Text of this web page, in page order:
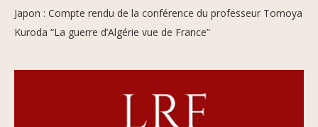
Japon : Compte rendu de la conférence du professeur Tomoya
Kuroda “La guerre d’Algérie vue de France”